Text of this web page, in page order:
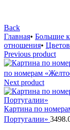
Back
Главная• Большие
отношения•
Previous product
по номерам
Next product
Картина по
Португалии»